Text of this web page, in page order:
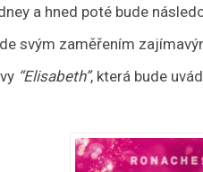
a hned poté bude
svým zaměřením
“Elisabeth”, která bude